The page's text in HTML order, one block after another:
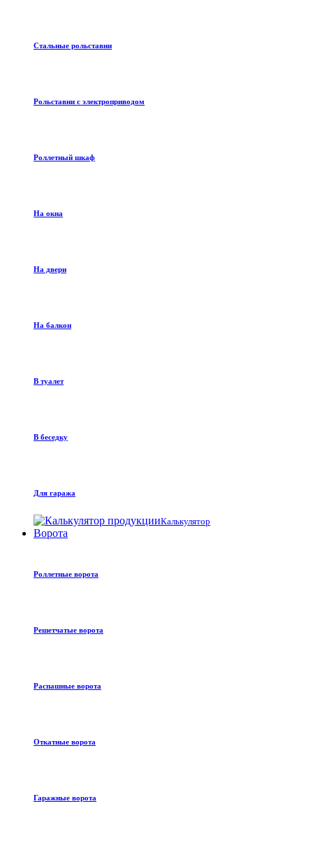
Стальные рольставни
Рольставни с электроприводом
Роллетный шкаф
На окна
На двери
На балкон
В туалет
В беседку
Для гаража
Калькулятор
Ворота
Роллетные ворота
Решетчатые ворота
Распашные ворота
Откатные ворота
Гаражные ворота